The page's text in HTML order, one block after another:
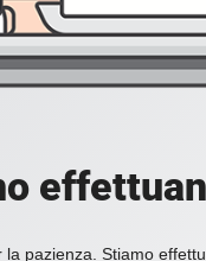
la pazienza. Stiamo